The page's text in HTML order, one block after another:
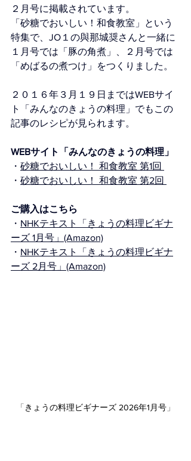
２月号に掲載されています。
「砂糖でおいしい！和食教室」という
特集で、JO１の與那城奨さんと一緒に
１月号では「豚の角煮」、２月号では
「めばるの煮つけ」をつくりました。
２０１６年３月１９日まではWEBサイ
ト「みんなのきょうの料理」でもこの
記事のレシピが見られます。
WEBサイト「みんなのきょうの料理」
・ 砂糖でおいしい！ 和食教室 第1回
・ 砂糖でおいしい！ 和食教室 第2回
ご購入はこちら
・ NHKテキスト「きょうの料理ビギナ
ーズ 1月号」 (Amazon)
・ NHKテキスト「きょうの料理ビギナ
ーズ 2月号」 (Amazon)
「 きょうの料理ビギナーズ 2026年1月号 」